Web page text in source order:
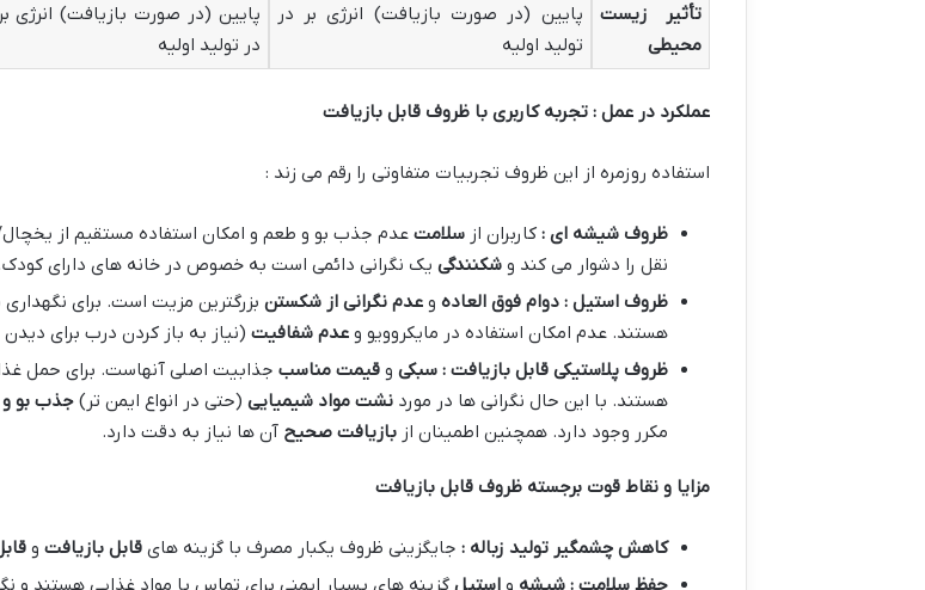
تأثیر زیست
محیطی
پایین (در صورت بازیافت) انرژی بر در
تولید اولیه
پایین (در صورت بازیافت) انرژی بر
در تولید اولیه
عملکرد در عمل : تجربه کاربری با ظروف قابل بازیافت
استفاده روزمره از این ظروف تجربیات متفاوتی را رقم می زند :
ظروف شیشه ای :کاربران ازسلامت عدم جذب بو و طعم و امکان استفاده مستقیم از یخچال/
نقل را دشوار می کند وشکنندگی یک نگرانی دائمی است به خصوص در خانه های دارای
ظروف استیل : دوام فوق العاده وعدم نگرانی از شکستن بزرگترین مزیت است. برای
هستند. عدم امکان استفاده در مایکروویو وعدم شفافیت (نیاز به باز کردن درب برای
ظروف پلاستیکی قابل بازیافت : سبکی وقیمت مناسب جذابیت اصلی آنهاست. برای حمل
هستند. با این حال نگرانی ها در موردنشت مواد شیمیایی (حتی در انواع ایمن تر)جذب بو و
مکرر وجود دارد. همچنین اطمینان ازبازیافت صحیح آن ها نیاز به دقت دارد.
مزایا و نقاط قوت برجسته ظروف قابل بازیافت
کاهش چشمگیر تولید زباله : جایگزینی ظروف یکبار مصرف با گزینه هایقابل بازیافت و
حفظ سلامت : شیشه واستیلگزینه های بسیار ایمنی برای تماس با مواد غذایی هستند و